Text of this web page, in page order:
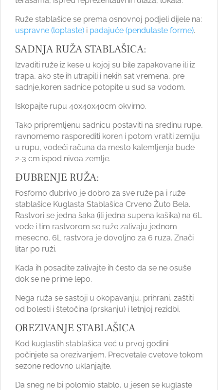
Ruže stablašice se prema osnovnoj podjeli dijele na:
uspravne (loptaste) i padajuće (pendulaste forme).
SADNJA RUŽA STABLAŠICA:
Izvaditi ruže iz kese u kojoj su bile zapakovane ili iz
trapa, ako ste ih utrapili i nekih sat vremena, pre
sadnje,koren sadnice potopite u sud sa vodom.
Iskopajte rupu 40x40x40cm okvirno.
Tako pripremljenu sadnicu postaviti na sredinu rupe,
ravnomemo rasporediti koren i potom vratiti zemlju
u rupu, vodeći računa da mesto kalemljenja bude
2-3 cm ispod nivoa zemlje.
ĐUBRENJE RUŽA:
Fosforno đubrivo je dobro za sve ruže pa i ruže
stablašice Kuglasta Stablašica Crveno Žuto Bela.
Rastvori se jedna šaka (ili jedna supena kašika) na 6L
vode i tim rastvorom se ruže zalivaju jednom
mesecno. 6L rastvora je dovoljno za 6 ruza. Znači
litar po ruži.
Kada ih posadite zalivajte ih često da se ne osuše
dok se ne prime lepo.
Nega ruža se sastoji u okopavanju, prihrani, zaštiti
od bolesti i štetočina (prskanju) i letnjoj rezidbi.
OREZIVANJE STABLAŠICA
Kod kuglastih stablašica već u prvoj godini
počinjete sa orezivanjem. Precvetale cvetove tokom
sezone redovno uklanjajte.
Da sneg ne bi polomio stablo, u jesen se kuglaste